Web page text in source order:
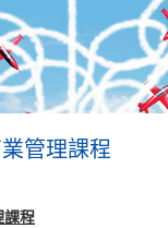
管理課程
課程